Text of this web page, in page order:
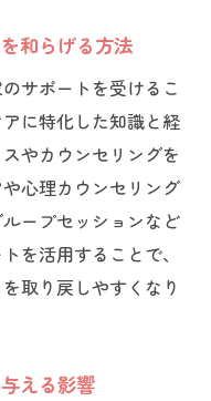
和らげる方法
サポートを受けるこ
に特化した知識と経
やカウンセリングを
心理カウンセリング
ープセッションなど
を活用することで、
取り戻しやすくなり
える影響